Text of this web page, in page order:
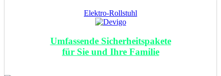
Elektro-Rollstuhl
Umfassende Sicherheitspakete
für Sie und Ihre Familie